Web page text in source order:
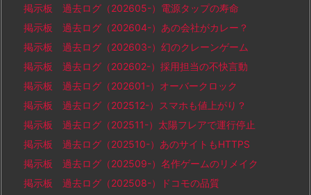
掲示板 過去ログ（202605-）電源タップの寿命
掲示板 過去ログ（202604-）あの会社がカレー？
掲示板 過去ログ（202603-）幻のクレーンゲーム
掲示板 過去ログ（202602-）採用担当の不快言動
掲示板 過去ログ（202601-）オーバークロック
掲示板 過去ログ（202512-）スマホも値上がり？
掲示板 過去ログ（202511-）太陽フレアで運行停止
掲示板 過去ログ（202510-）あのサイトもHTTPS
掲示板 過去ログ（202509-）名作ゲームのリメイク
掲示板 過去ログ（202508-）ドコモの品質